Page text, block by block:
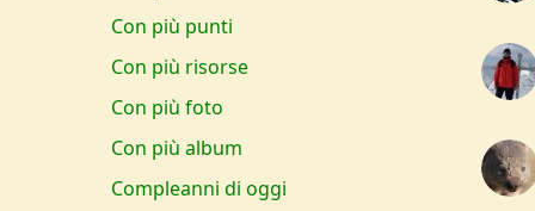
Con più punti
Con più risorse
Con più foto
Con più album
Compleanni di oggi